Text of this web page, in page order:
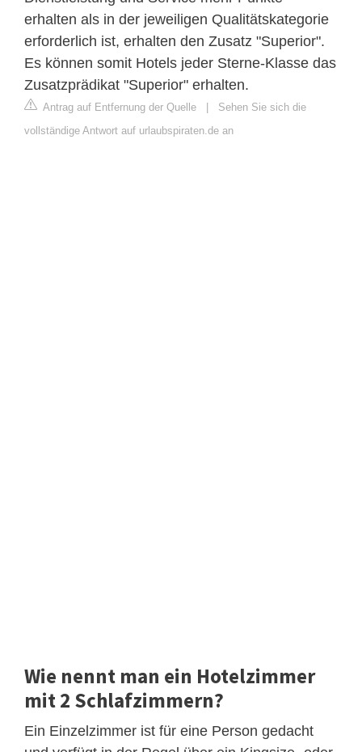
erhalten als in der jeweiligen Qualitätskategorie
erforderlich ist, erhalten den Zusatz "Superior".
Es können somit Hotels jeder Sterne-Klasse das
Zusatzprädikat "Superior" erhalten.
Antrag auf Entfernung der Quelle | Sehen Sie sich die
vollständige Antwort auf urlaubspiraten.de an
Wie nennt man ein Hotelzimmer
mit 2 Schlafzimmern?
Ein Einzelzimmer ist für eine Person gedacht